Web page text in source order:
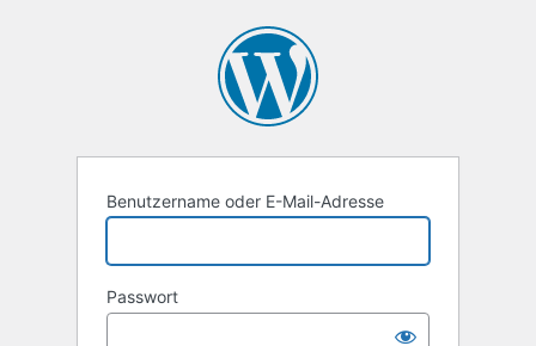
Benutzername oder E-Mail-Adresse
Passwort